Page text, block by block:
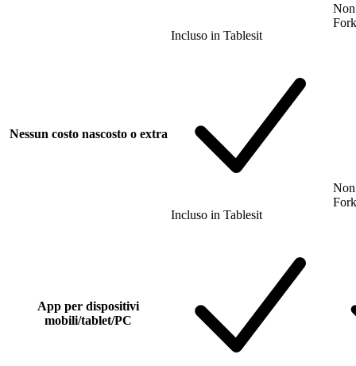
Incluso in Tablesit
Fork
Nessun costo nascosto o extra
Incluso in Tablesit
Fork
App per dispositivi
mobili/tablet/PC